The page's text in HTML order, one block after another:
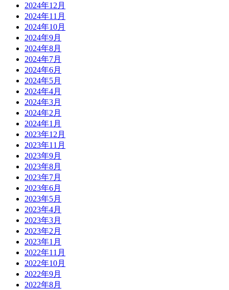
2024年12月
2024年11月
2024年10月
2024年9月
2024年8月
2024年7月
2024年6月
2024年5月
2024年4月
2024年3月
2024年2月
2024年1月
2023年12月
2023年11月
2023年9月
2023年8月
2023年7月
2023年6月
2023年5月
2023年4月
2023年3月
2023年2月
2023年1月
2022年11月
2022年10月
2022年9月
2022年8月